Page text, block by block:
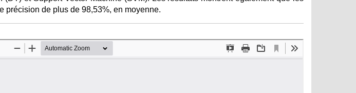
précision de plus de 98,53%, en moyenne.